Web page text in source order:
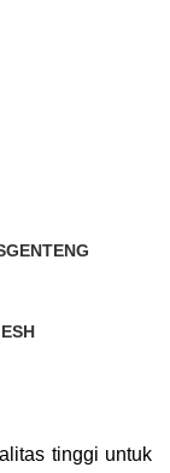
GENTENG
tinggi untuk